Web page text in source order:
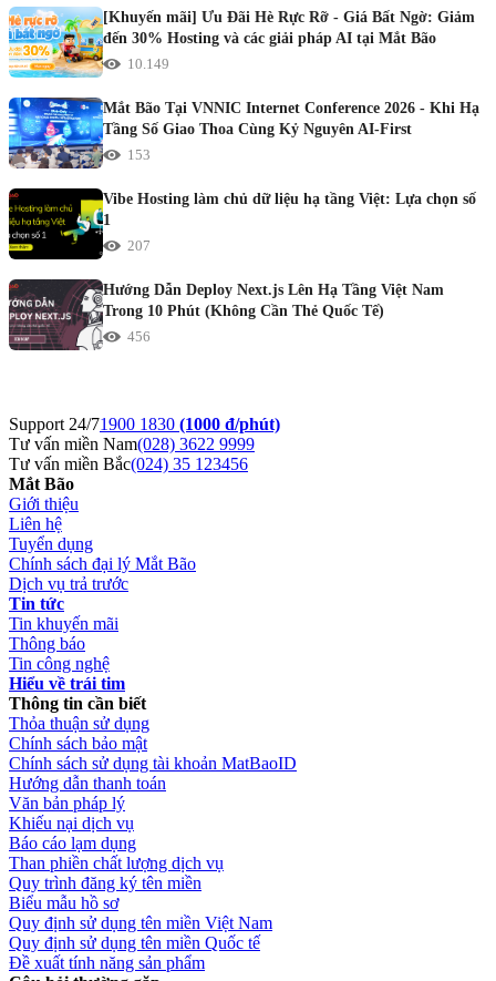
[Khuyến mãi] Ưu Đãi Hè Rực Rỡ - Giá Bất Ngờ: Giảm
đến 30% Hosting và các giải pháp AI tại Mắt Bão
10.149
Mắt Bão Tại VNNIC Internet Conference 2026 - Khi Hạ
Tầng Số Giao Thoa Cùng Kỷ Nguyên AI-First
153
Vibe Hosting làm chủ dữ liệu hạ tầng Việt: Lựa chọn số
1
207
Hướng Dẫn Deploy Next.js Lên Hạ Tầng Việt Nam
Trong 10 Phút (Không Cần Thẻ Quốc Tế)
456
Support 24/71900 1830 (1000 đ/phút)
Tư vấn miền Nam(028) 3622 9999
Tư vấn miền Bắc(024) 35 123456
Mắt Bão
Giới thiệu
Liên hệ
Tuyển dụng
Chính sách đại lý Mắt Bão
Dịch vụ trả trước
Tin tức
Tin khuyến mãi
Thông báo
Tin công nghệ
Hiểu về trái tim
Thông tin cần biết
Thỏa thuận sử dụng
Chính sách bảo mật
Chính sách sử dụng tài khoản MatBaoID
Hướng dẫn thanh toán
Văn bản pháp lý
Khiếu nại dịch vụ
Báo cáo lạm dụng
Than phiền chất lượng dịch vụ
Quy trình đăng ký tên miền
Biểu mẫu hồ sơ
Quy định sử dụng tên miền Việt Nam
Quy định sử dụng tên miền Quốc tế
Đề xuất tính năng sản phẩm